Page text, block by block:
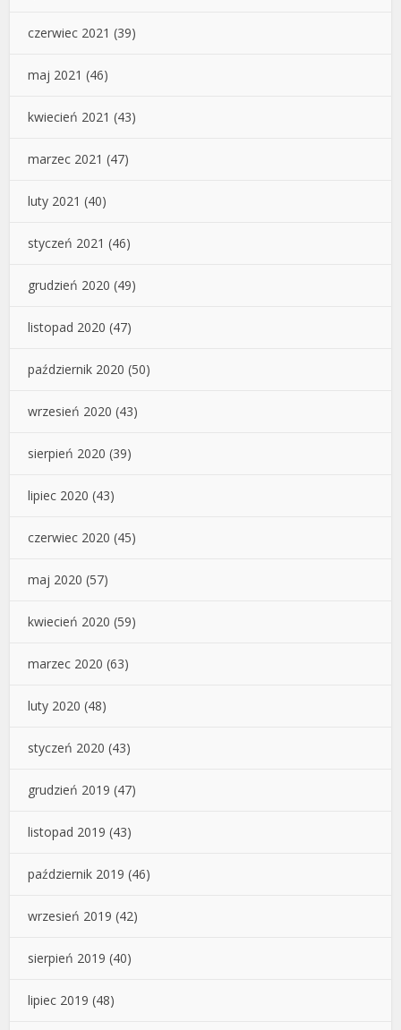
czerwiec 2021 (39)
maj 2021 (46)
kwiecień 2021 (43)
marzec 2021 (47)
luty 2021 (40)
styczeń 2021 (46)
grudzień 2020 (49)
listopad 2020 (47)
październik 2020 (50)
wrzesień 2020 (43)
sierpień 2020 (39)
lipiec 2020 (43)
czerwiec 2020 (45)
maj 2020 (57)
kwiecień 2020 (59)
marzec 2020 (63)
luty 2020 (48)
styczeń 2020 (43)
grudzień 2019 (47)
listopad 2019 (43)
październik 2019 (46)
wrzesień 2019 (42)
sierpień 2019 (40)
lipiec 2019 (48)